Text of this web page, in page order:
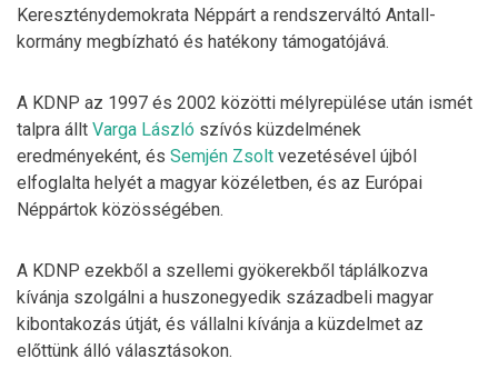
Kereszténydemokrata Néppárt a rendszerváltó Antall-
kormány megbízható és hatékony támogatójává.
A KDNP az 1997 és 2002 közötti mélyrepülése után ismét
talpra állt Varga László szívós küzdelmének
eredményeként, és Semjén Zsolt vezetésével újból
elfoglalta helyét a magyar közéletben, és az Európai
Néppártok közösségében.
A KDNP ezekből a szellemi gyökerekből táplálkozva
kívánja szolgálni a huszonegyedik századbeli magyar
kibontakozás útját, és vállalni kívánja a küzdelmet az
előttünk álló választásokon.